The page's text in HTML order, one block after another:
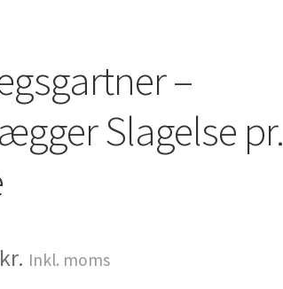
–
Slagelse pr.
kr. Inkl. moms